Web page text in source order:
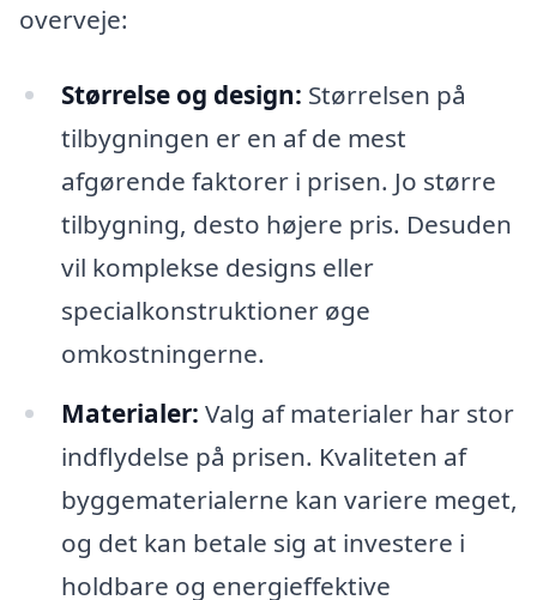
overveje:
Størrelse og design: Størrelsen på
tilbygningen er en af de mest
afgørende faktorer i prisen. Jo større
tilbygning, desto højere pris. Desuden
vil komplekse designs eller
specialkonstruktioner øge
omkostningerne.
Materialer: Valg af materialer har stor
indflydelse på prisen. Kvaliteten af
byggematerialerne kan variere meget,
og det kan betale sig at investere i
holdbare og energieffektive